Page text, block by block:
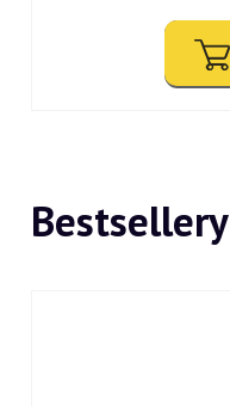
Bestsellery